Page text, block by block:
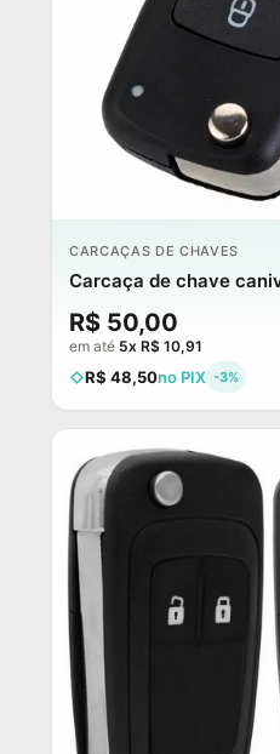
CARCAÇAS DE CHAVES
Carcaça de chave
R$ 50,00
em até 5x R$ 10,91
R$ 48,50no PIX -3%